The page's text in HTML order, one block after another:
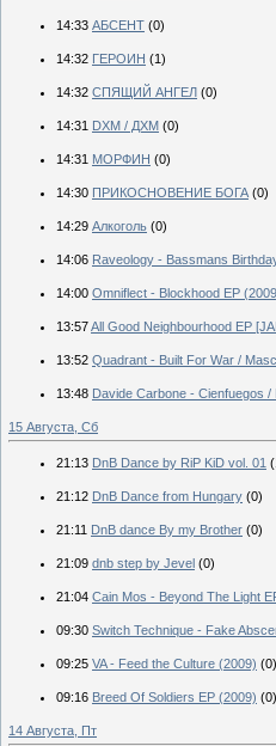
14:33 АБСЕНТ (0)
14:32 ГЕРОИН (1)
14:32 СПЯЩИЙ АНГЕЛ (0)
14:31 DXM / ДХМ (0)
14:31 МОРФИН (0)
14:30 ПРИКОСНОВЕНИЕ БОГА (0)
14:29 Алкоголь (0)
14:06 Raveology - Bassmans
14:00 Omniflect - Blockhood EP
13:57All Good Neighbourhood EP
13:52 Quadrant - Built For War /
13:48 Davide Carbone - Cienfuegos
15 Августа, Сб
21:13 DnB Dance by RiP KiD vol. 01
21:12 DnB Dance from Hungary (0)
21:11 DnB dance By my Brother (0)
21:09 dnb step by Jevel (0)
21:04 Cain Mos - Beyond The Light
09:30 Switch Technique - Fake
09:25 VA - Feed the Culture (2009) (0)
09:16 Breed Of Soldiers EP (2009) (0)
14 Августа, Пт